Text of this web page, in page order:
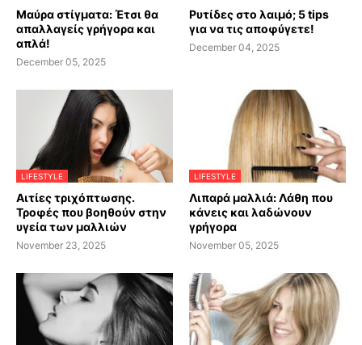
Μαύρα στίγματα: Έτσι θα
απαλλαγείς γρήγορα και
απλά!
December 05, 2025
Ρυτίδες στο λαιμό; 5 tips
για να τις αποφύγετε!
December 04, 2025
LIFESTYLE
Αιτίες τριχόπτωσης.
Τροφές που βοηθούν στην
υγεία των μαλλιών
November 23, 2025
LIFESTYLE
Λιπαρά μαλλιά: Λάθη που
κάνεις και λαδώνουν
γρήγορα
November 05, 2025